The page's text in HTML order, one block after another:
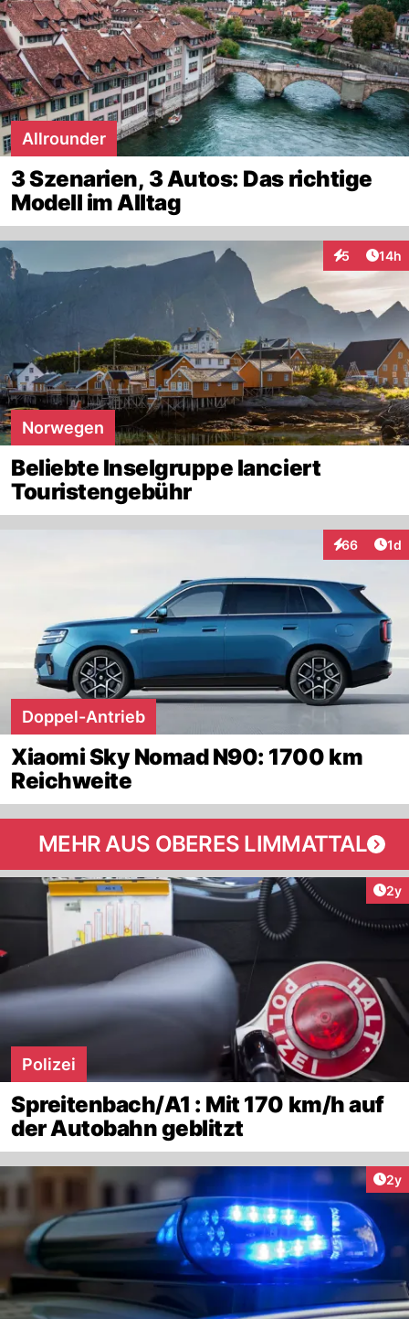
Allrounder
3 Szenarien, 3 Autos: Das richtige
Modell im Alltag
5
Interaktionen
14h
Norwegen
Beliebte Inselgruppe lanciert
Touristengebühr
66
Interaktionen
1d
Doppel-Antrieb
Xiaomi Sky Nomad N90: 1700 km
Reichweite
MEHR AUS OBERES LIMMATTAL
2y
Polizei
Spreitenbach/A1 : Mit 170 km/h auf
der Autobahn geblitzt
2y